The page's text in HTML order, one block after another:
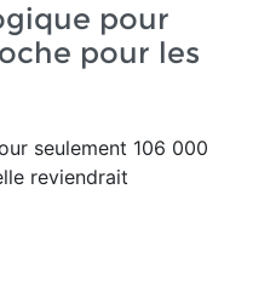
pour
pour les
seulement 106 000
reviendrait